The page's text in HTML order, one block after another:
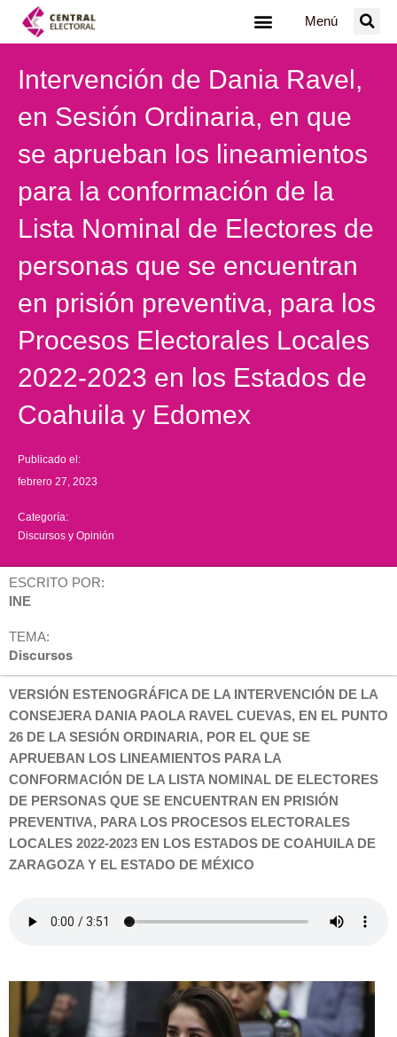
Menú
Intervención de Dania Ravel,
en Sesión Ordinaria, en que
se aprueban los lineamientos
para la conformación de la
Lista Nominal de Electores de
personas que se encuentran
en prisión preventiva, para los
Procesos Electorales Locales
2022-2023 en los Estados de
Coahuila y Edomex
Publicado el:
febrero 27, 2023
Categoría:
Discursos y Opinión
ESCRITO POR:
INE
TEMA:
Discursos
VERSIÓN ESTENOGRÁFICA DE LA INTERVENCIÓN DE LA
CONSEJERA DANIA PAOLA RAVEL CUEVAS, EN EL PUNTO
26 DE LA SESIÓN ORDINARIA, POR EL QUE SE
APRUEBAN LOS LINEAMIENTOS PARA LA
CONFORMACIÓN DE LA LISTA NOMINAL DE ELECTORES
DE PERSONAS QUE SE ENCUENTRAN EN PRISIÓN
PREVENTIVA, PARA LOS PROCESOS ELECTORALES
LOCALES 2022-2023 EN LOS ESTADOS DE COAHUILA DE
ZARAGOZA Y EL ESTADO DE MÉXICO